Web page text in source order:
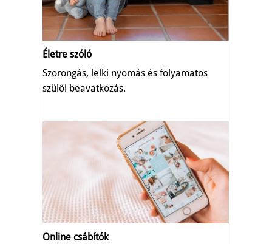
Életre szóló
Szorongás, lelki nyomás és folyamatos
szülői beavatkozás.
Online csábítók